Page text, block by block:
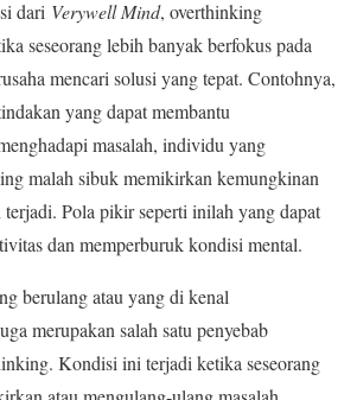
dari Verywell Mind, overthinking
seseorang lebih banyak berfokus pada
mencari solusi yang tepat. Contohnya,
yang dapat membantu
masalah, individu yang
malah sibuk memikirkan kemungkinan
Pola pikir seperti inilah yang dapat
dan memperburuk kondisi mental.
berulang atau yang di kenal
merupakan salah satu penyebab
Kondisi ini terjadi ketika seseorang